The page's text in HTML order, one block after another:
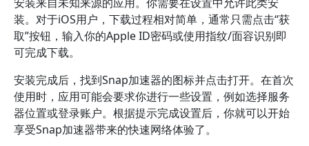
装。对于iOS用户，下载过程相对简单，通常只需点击“获
取”按钮，输入你的Apple ID密码或使用指纹/面容识别即
可完成下载。
安装完成后，找到Snap加速器的图标并点击打开。在首次
使用时，应用可能会要求你进行一些设置，例如选择服务
器位置或登录账户。根据提示完成设置后，你就可以开始
享受Snap加速器带来的快速网络体验了。